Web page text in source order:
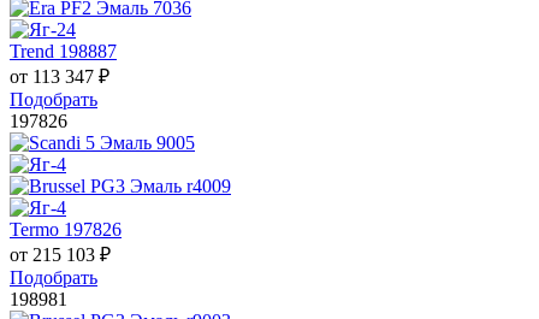
Trend 198887
от 113 347 ₽
Подобрать
197826
Termo 197826
от 215 103 ₽
Подобрать
198981